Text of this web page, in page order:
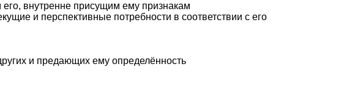
внутренне присущим ему признакам
и перспективные потребности в соответствии с его
и предающих ему определённость